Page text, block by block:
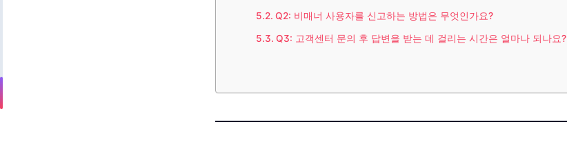
Q2: 비매너 사용자를 신고하는 방법은 무엇인가요?
Q3: 고객센터 문의 후 답변을 받는 데 걸리는 시간은 얼마나 되나요?